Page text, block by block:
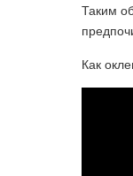
Таким
Как